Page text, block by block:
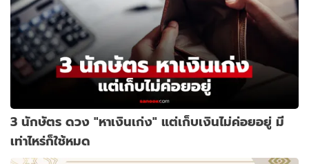
3 นักษัตร ดวง "หาเงินเก่ง" แต่เก็บเงินไม่ค่อยอยู่ มี
เท่าไหร่ก็ใช้หมด